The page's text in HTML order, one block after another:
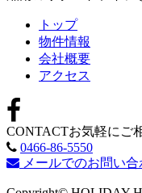
トップ
物件情報
会社概要
アクセス
CONTACTお気軽にご
0466-86-5550
メールでのお問い合